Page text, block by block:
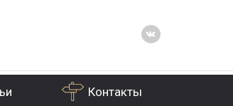
Контакты